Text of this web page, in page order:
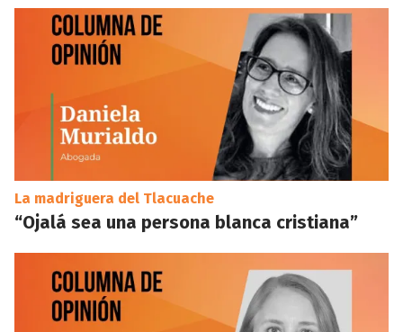
La madriguera del Tlacuache
“Ojalá sea una persona blanca cristiana”